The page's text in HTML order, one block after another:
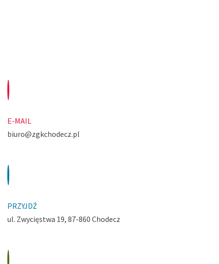
E-MAIL
biuro@zgkchodecz.pl
PRZYJDŹ
ul. Zwycięstwa 19, 87-860 Chodecz